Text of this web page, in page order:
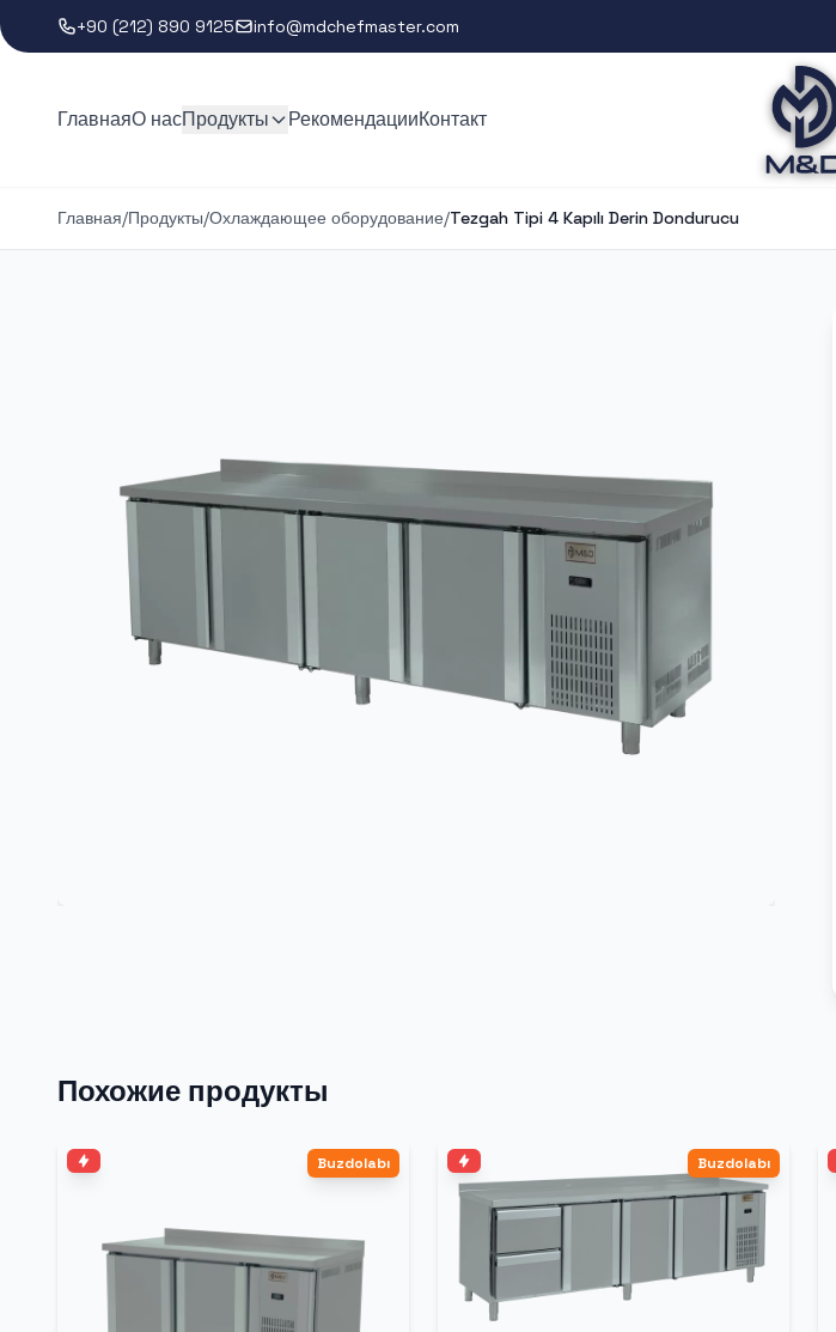
+90 (212) 890 9125 info@mdchefmaster.com
ГлавнаяО насПродукты РекомендацииКонтакт
Главная/Продукты/Охлаждающее оборудование/Tezgah Tipi 4 Kapılı Derin Dondurucu
Похожие продукты
Buzdolabı Buzdolabı